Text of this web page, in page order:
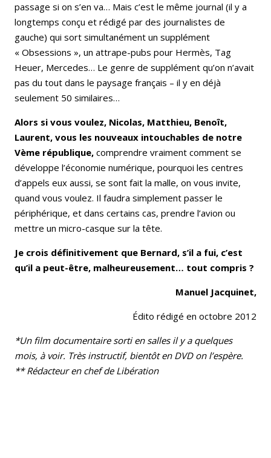
passage si on s’en va… Mais c’est le même journal (il y a
longtemps conçu et rédigé par des journalistes de
gauche) qui sort simultanément un supplément
« Obsessions », un attrape-pubs pour Hermès, Tag
Heuer, Mercedes… Le genre de supplément qu’on n’avait
pas du tout dans le paysage français – il y en déjà
seulement 50 similaires…
Alors si vous voulez, Nicolas, Matthieu, Benoît,
Laurent, vous les nouveaux intouchables de notre
Vème république, comprendre vraiment comment se
développe l’économie numérique, pourquoi les centres
d’appels eux aussi, se sont fait la malle, on vous invite,
quand vous voulez. Il faudra simplement passer le
périphérique, et dans certains cas, prendre l’avion ou
mettre un micro-casque sur la tête.
Je crois définitivement que Bernard, s’il a fui, c’est
qu’il a peut-être, malheureusement… tout compris ?
Manuel Jacquinet,
Édito rédigé en octobre 2012
*Un film documentaire sorti en salles il y a quelques
mois, à voir. Très instructif, bientôt en DVD on l’espère.
** Rédacteur en chef de Libération